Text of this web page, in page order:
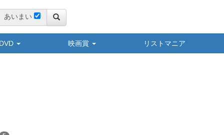
あいまい
映画賞 リストマニア